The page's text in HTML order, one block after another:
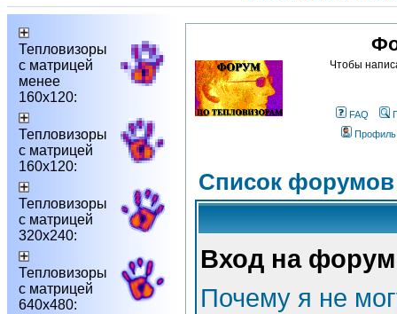
Тепловизоры
с матрицей
менее
160х120:
Тепловизоры
с матрицей
160х120:
Тепловизоры
с матрицей
320х240:
Тепловизоры
с матрицей
640х480:
Чтобы
FAQ
Профиль
Список
Вход на форум
Почему я не